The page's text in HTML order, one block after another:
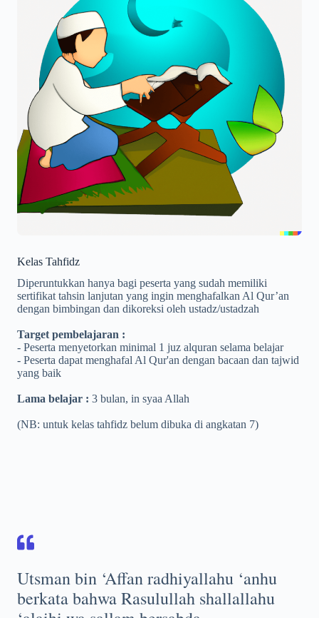
Kelas Tahfidz
Diperuntukkan hanya bagi peserta yang sudah memiliki
sertifikat tahsin lanjutan yang ingin menghafalkan Al Qur’an
dengan bimbingan dan dikoreksi oleh ustadz/ustadzah
Target pembelajaran :
- Peserta menyetorkan minimal 1 juz alquran selama belajar
- Peserta dapat menghafal Al Qur'an dengan bacaan dan tajwid
yang baik
Lama belajar : 3 bulan, in syaa Allah
(NB: untuk kelas tahfidz belum dibuka di angkatan 7)
Utsman bin ‘Affan radhiyallahu ‘anhu
berkata bahwa Rasulullah shallallahu